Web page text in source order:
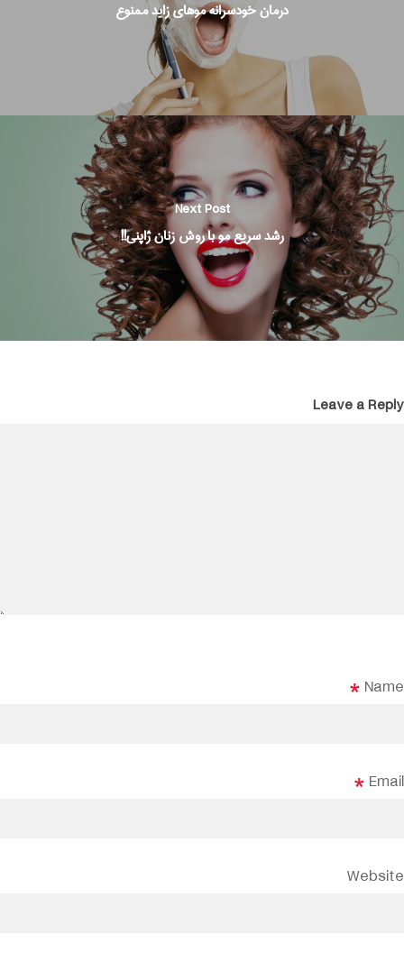
درمان خودسرانه موهای زاید ممنوع
Next Post
رشد سریع مو با روش زنان ژاپنی!!
Leave a Reply
Name
*
Email
*
Website